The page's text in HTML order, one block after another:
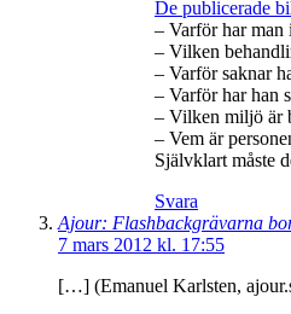
De publicerade
– Varför har man
– Vilken
– Varför saknar
– Varför har han
– Vilken miljö är
– Vem är
Självklart måste
Svara
Ajour: Flashbackgrävarna
7 mars 2012 kl. 17:55
[…] (Emanuel Karlsten,